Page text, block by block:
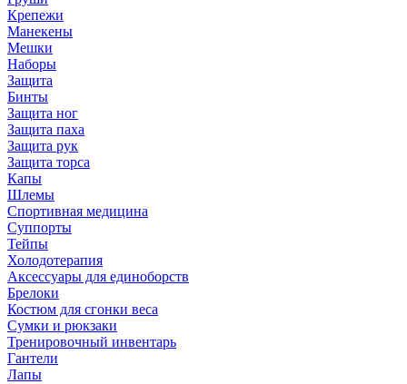
Крепежи
Манекены
Мешки
Наборы
Защита
Бинты
Защита ног
Защита паха
Защита рук
Защита торса
Капы
Шлемы
Спортивная медицина
Суппорты
Тейпы
Холодотерапия
Аксессуары для единоборств
Брелоки
Костюм для сгонки веса
Сумки и рюкзаки
Тренировочный инвентарь
Гантели
Лапы